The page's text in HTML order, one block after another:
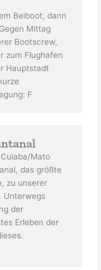
Beiboot, dann
Mittag
Bootscrew,
zum Flughafen
Hauptstadt
F
Mato
das größte
zu unserer
Unterwegs
der
Erleben der